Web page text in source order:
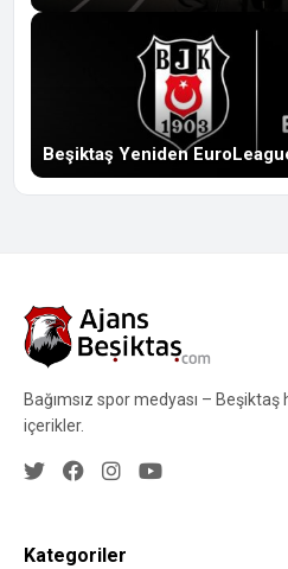
Beşiktaş Yeniden
Bağımsız spor medyası –
içerikler.
Kategoriler